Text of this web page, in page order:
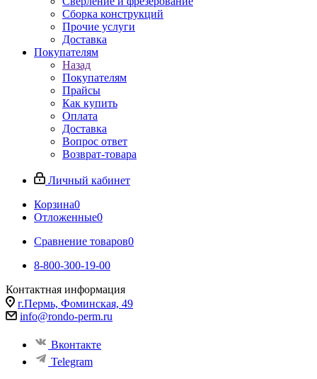
Сборка конструкций
Прочие услуги
Доставка
Покупателям
Назад
Покупателям
Прайсы
Как купить
Оплата
Доставка
Вопрос ответ
Возврат-товара
Личный кабинет
Корзина0
Отложенные0
Сравнение товаров0
8-800-300-19-00
Контактная информация
г.Пермь, Фоминская, 49
info@rondo-perm.ru
Вконтакте
Telegram